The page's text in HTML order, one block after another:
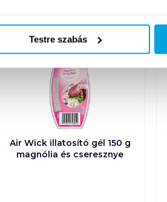
Testre szabás
Air Wick illatosító gél 150 g
magnólia és cseresznye